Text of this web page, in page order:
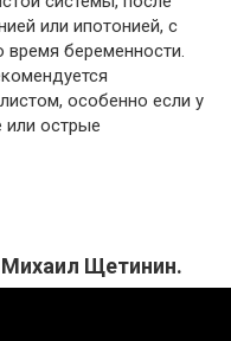
или ипотонией, с
время беременности.
особенно если у
или острые
Щетинин.